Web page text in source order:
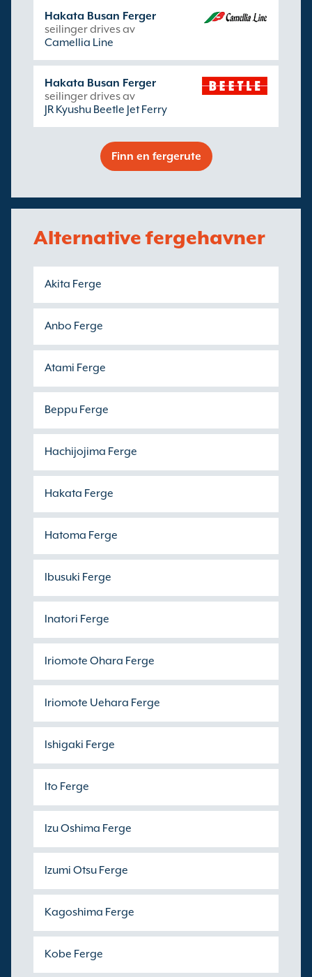
Hakata Busan Ferger
seilinger drives av
Camellia Line
Hakata Busan Ferger
seilinger drives av
JR Kyushu Beetle Jet Ferry
Finn en fergerute
Alternative fergehavner
Akita Ferge
Anbo Ferge
Atami Ferge
Beppu Ferge
Hachijojima Ferge
Hakata Ferge
Hatoma Ferge
Ibusuki Ferge
Inatori Ferge
Iriomote Ohara Ferge
Iriomote Uehara Ferge
Ishigaki Ferge
Ito Ferge
Izu Oshima Ferge
Izumi Otsu Ferge
Kagoshima Ferge
Kobe Ferge